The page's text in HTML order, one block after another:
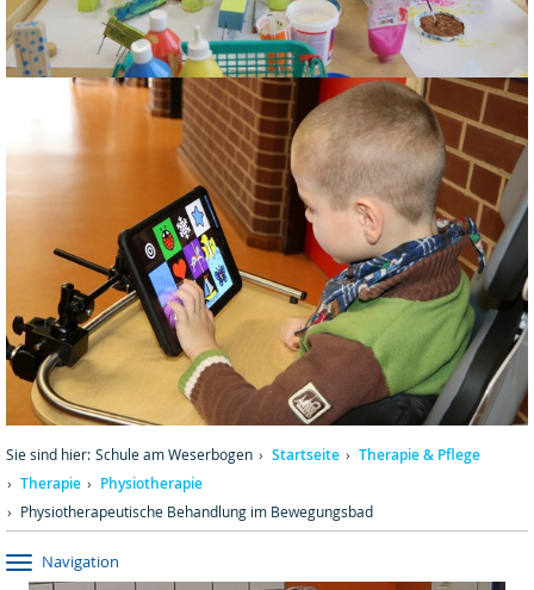
Sie sind hier: Schule am Weserbogen Startseite
Therapie & Pflege
Therapie
Physiotherapie
Physiotherapeutische Behandlung im Bewegungsbad
Navigation